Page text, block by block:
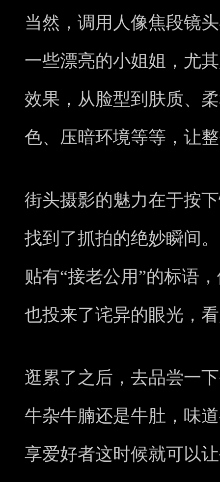
当然，调用人像焦段镜
一些漂亮的小姐姐，尤
效果，从脸型到肤质、
色、压暗环境等等，让
街头摄影的魅力在于按
找到了抓拍的绝妙瞬间
贴有“接老公用”的标语
也投来了诧异的眼光，
逛累了之后，去品尝一
牛杂牛腩还是牛肚，味
享爱好者这时候就可以